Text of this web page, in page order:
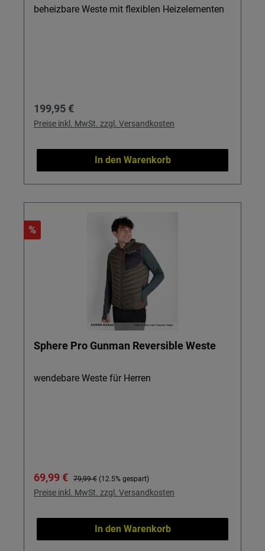
beheizbare Weste mit flexiblen Heizelementen
Regulärer Preis:
199,95 €
Preise inkl. MwSt. zzgl. Versandkosten
In den Warenkorb
%
Sphere Pro Gunman Reversible Weste
wendebare Weste für Herren
Verkaufspreis:
69,99 € Regulärer Preis:
79,99 € (12.5% gespart)
Preise inkl. MwSt. zzgl. Versandkosten
In den Warenkorb